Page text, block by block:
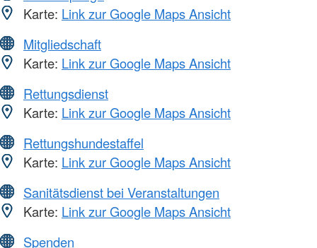
Karte: Link zur Google Maps Ansicht
Mitgliedschaft
Karte: Link zur Google Maps Ansicht
Rettungsdienst
Karte: Link zur Google Maps Ansicht
Rettungshundestaffel
Karte: Link zur Google Maps Ansicht
Sanitätsdienst bei Veranstaltungen
Karte: Link zur Google Maps Ansicht
Spenden